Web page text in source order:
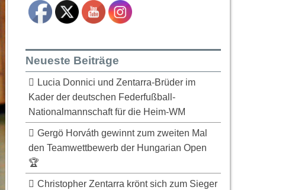
Neueste Beiträge
Lucia Donnici und Zentarra-Brüder im
Kader der deutschen Federfußball-
Nationalmannschaft für die Heim-WM
Gergö Horváth gewinnt zum zweiten Mal
den Teamwettbewerb der Hungarian Open
🏆
Christopher Zentarra krönt sich zum Sieger